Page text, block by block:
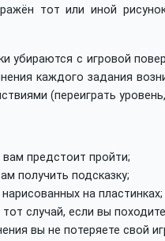
тот или иной
убираются с игровой
каждого задания
(переиграть
предстоит пройти;
получить подсказку;
на пластинках;
случай, если вы
вы не потеряете свой